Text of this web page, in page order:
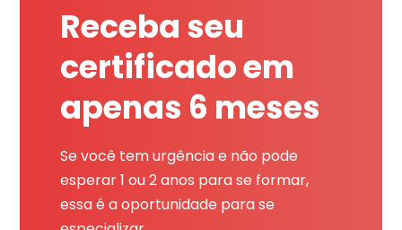
Receba seu
certificado em
apenas 6 meses
Se você tem urgência e não pode
esperar 1 ou 2 anos para se formar,
essa é a oportunidade para se